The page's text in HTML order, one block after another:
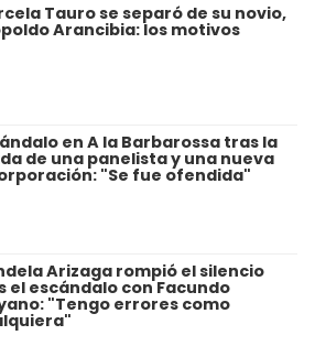
Tauro se separó de su novio,
Arancibia: los motivos
en A la Barbarossa tras la
de una panelista y una nueva
"Se fue ofendida"
Arizaga rompió el silencio
el escándalo con Facundo
"Tengo errores como